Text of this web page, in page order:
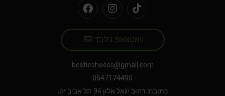
וואטצאפ בלבד
bestieshoess@gmail.com
0547174490
כתובת: רחוב יגאל אלון 94 תל אביב יפו